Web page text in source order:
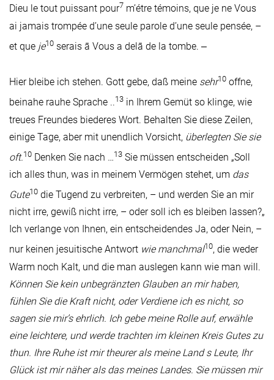
Dieu le tout puissant pour7 m’étre témoins, que je ne Vous
ai jamais trompée d’une seule parole d’une seule pensée, –
et que je10 serais ā Vous a delā de la tombe. ‒
Hier bleibe ich stehen. Gott gebe, daß meine sehr10 offne,
beinahe rauhe Sprache ..13 in Ihrem Gemüt so klinge, wie
treues Freundes biederes Wort. Behalten Sie diese Zeilen,
einige Tage, aber mit unendlich Vorsicht, überlegten Sie sie
oft.10 Denken Sie nach …13 Sie müssen entscheiden „Soll
ich alles thun, was in meinem Vermögen stehet, um das
Gute10 die Tugend zu verbreiten, – und werden Sie an mir
nicht irre, gewiß nicht irre, – oder soll ich es bleiben lassen?„
Ich verlange von Ihnen, ein entscheidendes Ja, oder Nein, –
nur keinen jesuitische Antwort wie manchmal10, die weder
Warm noch Kalt, und die man auslegen kann wie man will.
Können Sie kein unbegränzten Glauben an mir haben,
fühlen Sie die Kraft nicht, oder Verdiene ich es nicht, so
sagen sie mir’s ehrlich. Ich gebe meine Rolle auf, erwähle
eine leichtere, und werde trachten im kleinen Kreis Gutes zu
thun. Ihre Ruhe ist mir theurer als meine Land s Leute, Ihr
Glück ist mir näher als das meines Landes. Sie müssen mir